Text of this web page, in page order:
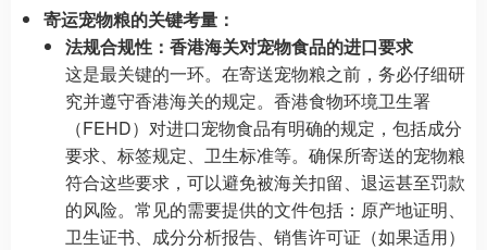
寄运宠物粮的关键考量：
法规合规性：香港海关对宠物食品的进口要求
这是最关键的一环。在寄送宠物粮之前，务必仔细研
究并遵守香港海关的规定。香港食物环境卫生署
（FEHD）对进口宠物食品有明确的规定，包括成分
要求、标签规定、卫生标准等。确保所寄送的宠物粮
符合这些要求，可以避免被海关扣留、退运甚至罚款
的风险。常见的需要提供的文件包括：原产地证明、
卫生证书、成分分析报告、销售许可证（如果适用）